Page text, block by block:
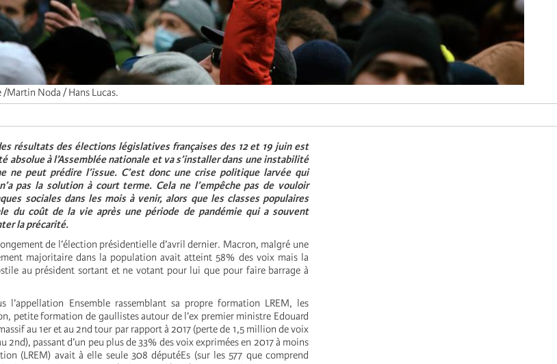
/Martin Noda / Hans Lucas.
résultats des élections législatives françaises des 12 et 19 juin est
absolue à l’Assemblée nationale et va s’installer dans une instabilité
ne peut prédire l’issue. C’est donc une crise politique larvée qui
pas la solution à court terme. Cela ne l’empêche pas de vouloir
sociales dans les mois à venir, alors que les classes populaires
du coût de la vie après une période de pandémie qui a souvent
la précarité.
de l’élection présidentielle d’avril dernier. Macron, malgré une
majoritaire dans la population avait atteint 58% des voix mais la
au président sortant et ne votant pour lui que pour faire barrage à
l’appellation Ensemble rassemblant sa propre formation LREM, les
petite formation de gaullistes autour de l’ex premier ministre Edouard
au 1er et au 2nd tour par rapport à 2017 (perte de 1,5 million de voix
passant d’un peu plus de 33% des voix exprimées en 2017 à moins
(LREM) avait à elle seule 308 députéEs (sur les 577 que comprend